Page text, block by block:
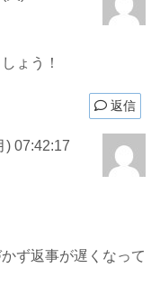
ょう！
返信
) 07:42:17
ず返事が遅くなって